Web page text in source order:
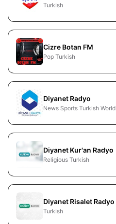
Turkish
Cizre Botan FM
Pop Turkish
Diyanet Radyo
News Sports Turkish World
Diyanet Kur'an Radyo
Religious Turkish
Diyanet Risalet Radyo
Turkish